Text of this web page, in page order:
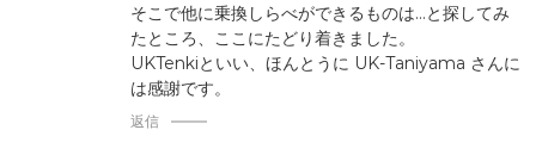
そこで他に乗換しらべができるものは…と探してみ
たところ、ここにたどり着きました。
UKTenkiといい、ほんとうに UK-Taniyama さんに
は感謝です。
返信